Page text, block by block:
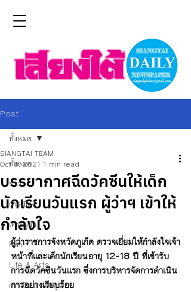
Post
ทั้งหมด
ข่าว
การเมือง
เศรษฐกิจ
กีฬา
Life & Arts
การเงิน การลงทุน
ทั้งหมด
บรรยากาศฉีดวัคซีนให้เด็ก
นักเรียนวันแรก ผู้ว่าฯ เข้าให้
กำลังใจ
SIANGTAI TEAM
Oct 8, 2021 1 min read
ผู้ว่าราชการจังหวัดภูเก็ต ตรวจเยี่ยมให้กำลังใจเจ้า
หน้าที่และเด็กนักเรียนอายุ 12-18 ปี ที่เข้ารับ
การฉีดวัคซีนวันแรก ซึ่งการบริหารจัดการดำเนิน
การอย่างเรียบร้อย